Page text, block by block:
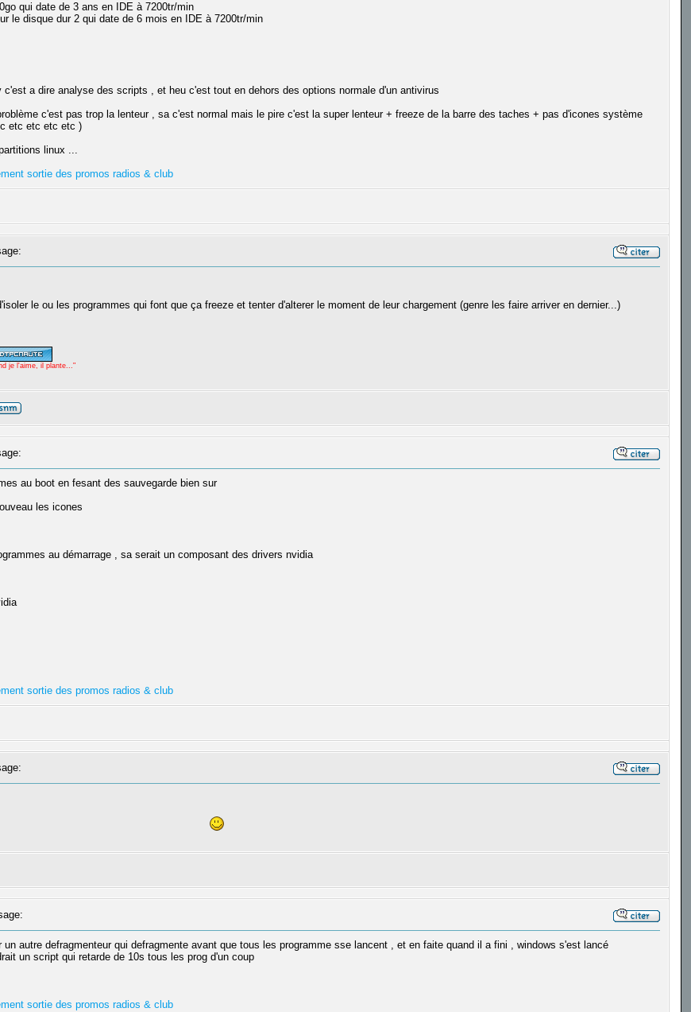
qui date de 3 ans en IDE à 7200tr/min
le disque dur 2 qui date de 6 mois en IDE à 7200tr/min
a dire analyse des scripts , et heu c'est tout en dehors des options normale d'un antivirus
c'est pas trop la lenteur , sa c'est normal mais le pire c'est la super lenteur + freeze de la barre des taches + pas d'icones système
etc etc etc etc )
linux ...
sortie des promos radios & club
le ou les programmes qui font que ça freeze et tenter d'alterer le moment de leur chargement (genre les faire arriver en dernier...)
je l'aime, il plante..."
au boot en fesant des sauvegarde bien sur
les icones
au démarrage , sa serait un composant des drivers nvidia
sortie des promos radios & club
autre defragmenteur qui defragmente avant que tous les programme sse lancent , et en faite quand il a fini , windows s'est lancé
un script qui retarde de 10s tous les prog d'un coup
sortie des promos radios & club